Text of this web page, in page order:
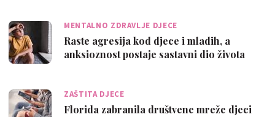
MENTALNO ZDRAVLJE DJECE
Raste agresija kod djece i mladih, a
anksioznost postaje sastavni dio života
ZAŠTITA DJECE
Florida zabranila društvene mreže djeci